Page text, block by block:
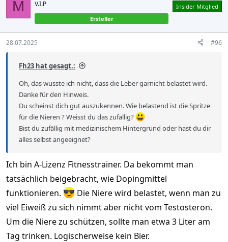
M V.I.P
Ersteller
Insider Mitglied
28.07.2025 #96
Fh23 hat gesagt.:
Oh, das wusste ich nicht, dass die Leber garnicht belastet wird.
Danke für den Hinweis.
Du scheinst dich gut auszukennen. Wie belastend ist die Spritze
für die Nieren ? Weisst du das zufällig?
Bist du zufällig mit medizinischem Hintergrund oder hast du dir
alles selbst angeeignet?
Ich bin A-Lizenz Fitnesstrainer. Da bekommt man
tatsächlich beigebracht, wie Dopingmittel
funktionieren.
Die Niere wird belastet, wenn man zu
viel Eiweiß zu sich nimmt aber nicht vom Testosteron.
Um die Niere zu schützen, sollte man etwa 3 Liter am
Tag trinken. Logischerweise kein Bier.